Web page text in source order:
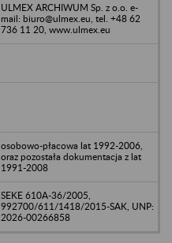
ULMEX ARCHIWUM Sp. z o.o. e-
mail: biuro@ulmex.eu, tel. +48 62
736 11 20, www.ulmex.eu
osobowo-płacowa lat 1992-2006,
oraz pozostała dokumentacja z lat
1991-2008
SEKE 610A-36/2005,
992700/611/1418/2015-SAK, UNP:
2026-00266858